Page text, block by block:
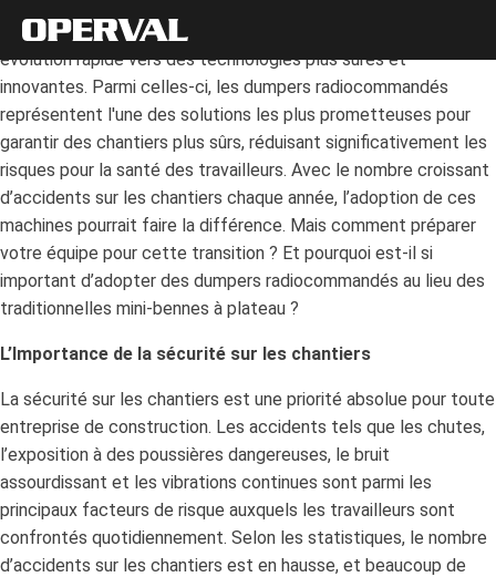
Ces dernières années, l’industrie de la construction a connu une
évolution rapide vers des technologies plus sûres et
innovantes. Parmi celles-ci, les dumpers radiocommandés
représentent l'une des solutions les plus prometteuses pour
garantir des chantiers plus sûrs, réduisant significativement les
risques pour la santé des travailleurs. Avec le nombre croissant
d’accidents sur les chantiers chaque année, l’adoption de ces
machines pourrait faire la différence. Mais comment préparer
votre équipe pour cette transition ? Et pourquoi est-il si
important d’adopter des dumpers radiocommandés au lieu des
traditionnelles mini-bennes à plateau ?
L’Importance de la sécurité sur les chantiers
La sécurité sur les chantiers est une priorité absolue pour toute
entreprise de construction. Les accidents tels que les chutes,
l’exposition à des poussières dangereuses, le bruit
assourdissant et les vibrations continues sont parmi les
principaux facteurs de risque auxquels les travailleurs sont
confrontés quotidiennement. Selon les statistiques, le nombre
d’accidents sur les chantiers est en hausse, et beaucoup de